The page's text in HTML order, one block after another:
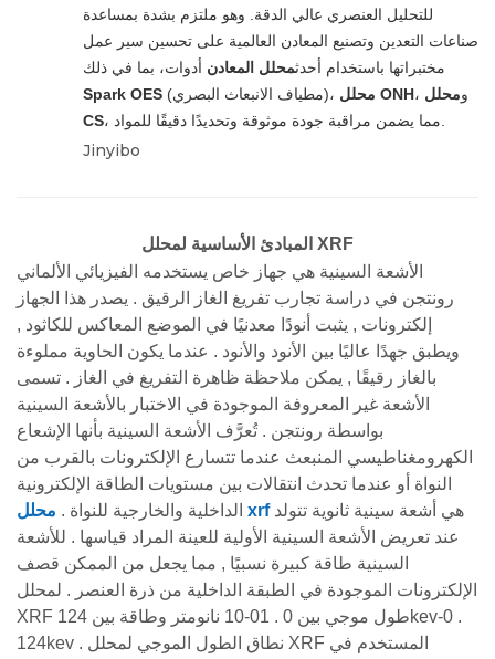
للتحليل العنصري عالي الدقة. وهو ملتزم بشدة بمساعدة
صناعات التعدين وتصنيع المعادن العالمية على تحسين سير عمل
مختبراتها باستخدام أحدثمحلل المعادن أدوات، بما في ذلك
Spark OES
(مطياف الانبعاث البصري)، محلل ONH ، ومحلل
CS
، مما يضمن مراقبة جودة موثوقة وتحديدًا دقيقًا للمواد.
Jinyibo
المبادئ الأساسية لمحلل XRF
الأشعة السينية هي جهاز خاص يستخدمه الفيزيائي الألماني
رونتجن في دراسة تجارب تفريغ الغاز الرقيق . يصدر هذا الجهاز
إلكترونات , يثبت أنودًا معدنيًا في الموضع المعاكس للكاثود ,
ويطبق جهدًا عاليًا بين الأنود والأنود . عندما يكون الحاوية مملوءة
بالغاز رقيقًا , يمكن ملاحظة ظاهرة التفريغ في الغاز . تسمى
الأشعة غير المعروفة الموجودة في الاختبار بالأشعة السينية
بواسطة رونتجن . تُعرَّف الأشعة السينية بأنها الإشعاع
الكهرومغناطيسي المنبعث عندما تتسارع الإلكترونات بالقرب من
النواة أو عندما تحدث انتقالات بين مستويات الطاقة الإلكترونية
الداخلية والخارجية للنواة . محلل xrfهي أشعة سينية ثانوية تتولد
عند تعريض الأشعة السينية الأولية للعينة المراد قياسها . للأشعة
السينية طاقة كبيرة نسبيًا , مما يجعل من الممكن قصف
الإلكترونات الموجودة في الطبقة الداخلية من ذرة العنصر . لمحلل
XRF طول موجي بين 0 . 01-10 نانومتر وطاقة بين 124kev-0 .
124kev . نطاق الطول الموجي لمحلل XRF المستخدم في